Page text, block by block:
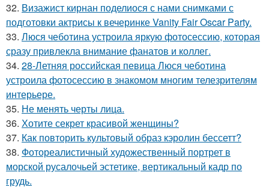
32. Визажист кирнан поделиося с нами снимками с
подготовки актрисы к вечеринке Vanity Fair Oscar Party.
33. Люся чеботина устроила яркую фотосессию, которая
сразу привлекла внимание фанатов и коллег.
34. 28-Летняя российская певица Люся чеботина
устроила фотосессию в знакомом многим телезрителям
интерьере.
35. Не менять черты лица.
36. Хотите секрет красивой женщины?
37. Как повторить культовый образ кэролин бессетт?
38. Фотореалистичный художественный портрет в
морской русалочьей эстетике, вертикальный кадр по
грудь.